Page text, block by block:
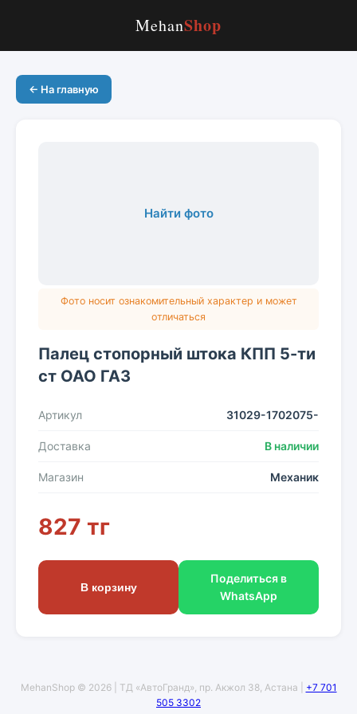
MehanShop
← На главную
Найти фото
Фото носит ознакомительный характер и может
отличаться
Палец стопорный штока КПП 5-ти
ст ОАО ГАЗ
Артикул 31029-1702075-
Доставка В наличии
Магазин Механик
827 тг
В корзину
Поделиться в
WhatsApp
MehanShop © 2026 | ТД «АвтоГранд», пр. Акжол 38, Астана | +7 701
505 3302